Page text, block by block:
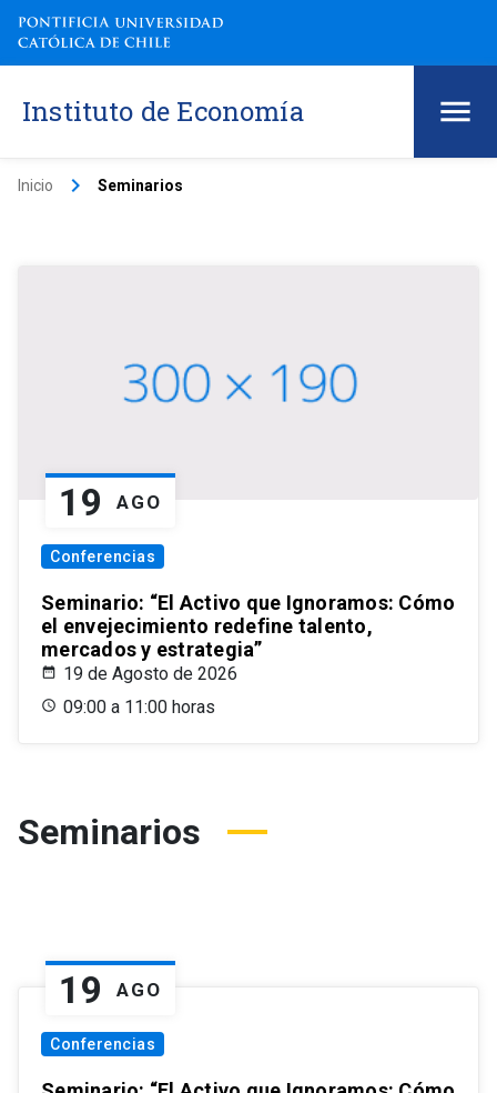
Instituto de Economía
Inicio keyboard_arrow_right Seminarios
19 AGO
Conferencias
Seminario: “El Activo que Ignoramos: Cómo
el envejecimiento redefine talento,
mercados y estrategia”
19 de Agosto de 2026
09:00 a 11:00 horas
Seminarios
19 AGO
Conferencias